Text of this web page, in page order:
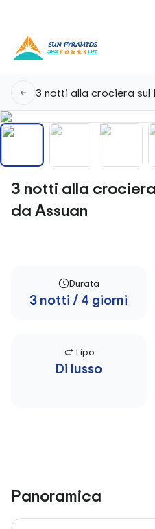
3 notti alla crociera sul
3 notti alla
da Assuan
Durata
3 notti / 4 giorni
Tipo
Di lusso
Panoramica